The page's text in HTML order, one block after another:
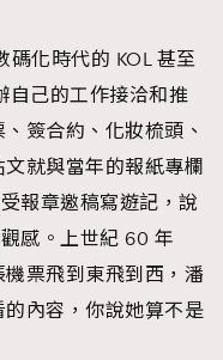
碼化時代的 KOL 甚至
自己的工作接洽和推
簽合約、化妝梳頭、
就與當年的報紙專欄
報章邀稿寫遊記，說
感。上世紀 60 年
票飛到東飛到西，潘
內容，你說她算不是